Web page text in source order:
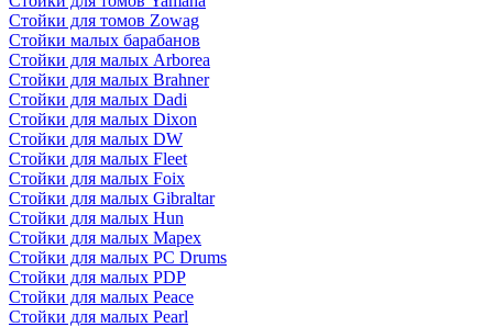
Стойки для томов Zowag
Стойки малых барабанов
Стойки для малых Arborea
Стойки для малых Brahner
Стойки для малых Dadi
Стойки для малых Dixon
Стойки для малых DW
Стойки для малых Fleet
Стойки для малых Foix
Стойки для малых Gibraltar
Стойки для малых Hun
Стойки для малых Mapex
Стойки для малых PC Drums
Стойки для малых PDP
Стойки для малых Peace
Стойки для малых Pearl